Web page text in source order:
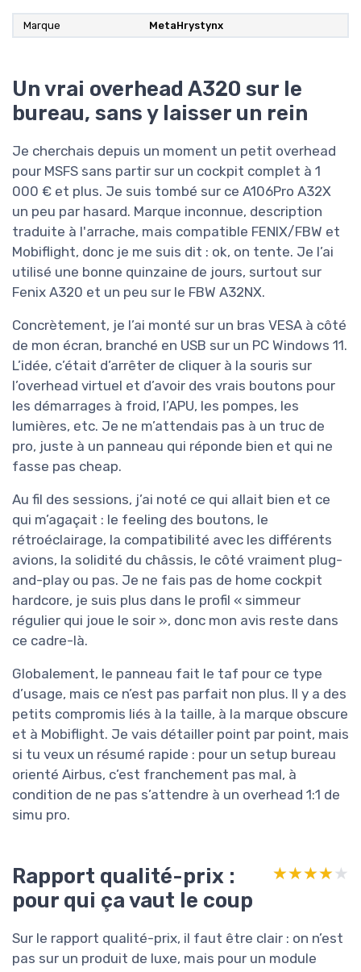
Marque MetaHrystynx
Un vrai overhead A320 sur le
bureau, sans y laisser un rein
Je cherchais depuis un moment un petit overhead
pour MSFS sans partir sur un cockpit complet à 1
000 € et plus. Je suis tombé sur ce A106Pro A32X
un peu par hasard. Marque inconnue, description
traduite à l'arrache, mais compatible FENIX/FBW et
Mobiflight, donc je me suis dit : ok, on tente. Je l’ai
utilisé une bonne quinzaine de jours, surtout sur
Fenix A320 et un peu sur le FBW A32NX.
Concrètement, je l’ai monté sur un bras VESA à côté
de mon écran, branché en USB sur un PC Windows 11.
L’idée, c’était d’arrêter de cliquer à la souris sur
l’overhead virtuel et d’avoir des vrais boutons pour
les démarrages à froid, l’APU, les pompes, les
lumières, etc. Je ne m’attendais pas à un truc de
pro, juste à un panneau qui réponde bien et qui ne
fasse pas cheap.
Au fil des sessions, j’ai noté ce qui allait bien et ce
qui m’agaçait : le feeling des boutons, le
rétroéclairage, la compatibilité avec les différents
avions, la solidité du châssis, le côté vraiment plug-
and-play ou pas. Je ne fais pas de home cockpit
hardcore, je suis plus dans le profil « simmeur
régulier qui joue le soir », donc mon avis reste dans
ce cadre-là.
Globalement, le panneau fait le taf pour ce type
d’usage, mais ce n’est pas parfait non plus. Il y a des
petits compromis liés à la taille, à la marque obscure
et à Mobiflight. Je vais détailler point par point, mais
si tu veux un résumé rapide : pour un setup bureau
orienté Airbus, c’est franchement pas mal, à
condition de ne pas s’attendre à un overhead 1:1 de
simu pro.
Rapport qualité-prix :
pour qui ça vaut le coup
★★★★★
★★★★★
Sur le rapport qualité-prix, il faut être clair : on n’est
pas sur un produit de luxe, mais pour un module